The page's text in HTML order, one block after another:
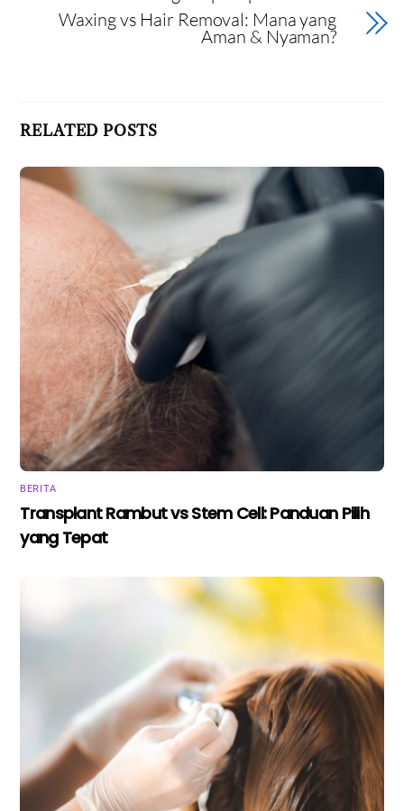
Waxing vs Hair Removal: Mana yang
Aman & Nyaman?
RELATED POSTS
BERITA
Transplant Rambut vs Stem Cell: Panduan Pilih
yang Tepat